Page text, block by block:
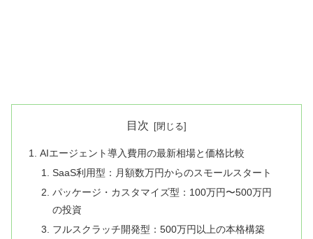
目次
AIエージェント導入費用の最新相場と価格比較
SaaS利用型：月額数万円からのスモールスタート
パッケージ・カスタマイズ型：100万円〜500万円
の投資
フルスクラッチ開発型：500万円以上の本格構築